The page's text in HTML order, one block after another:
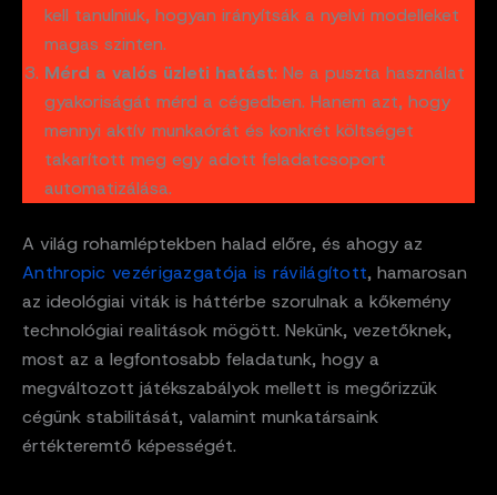
kell tanulniuk, hogyan irányítsák a nyelvi modelleket
magas szinten.
Mérd a valós üzleti hatást: Ne a puszta használat
gyakoriságát mérd a cégedben. Hanem azt, hogy
mennyi aktív munkaórát és konkrét költséget
takarított meg egy adott feladatcsoport
automatizálása.
A világ rohamléptekben halad előre, és ahogy az
Anthropic vezérigazgatója is rávilágított, hamarosan
az ideológiai viták is háttérbe szorulnak a kőkemény
technológiai realitások mögött. Nekünk, vezetőknek,
most az a legfontosabb feladatunk, hogy a
megváltozott játékszabályok mellett is megőrizzük
cégünk stabilitását, valamint munkatársaink
értékteremtő képességét.